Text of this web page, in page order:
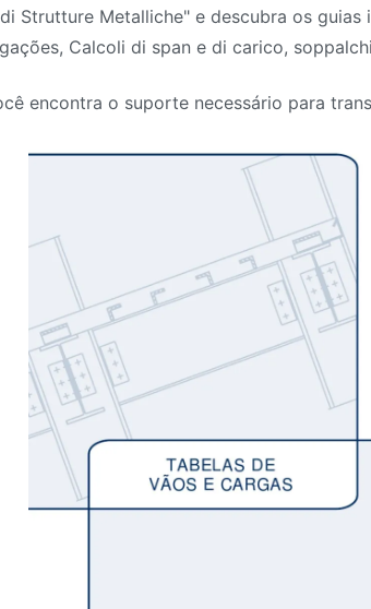
Strutture Metalliche" e descubra os guias
, Calcoli di span e di carico,
encontra o suporte necessário para